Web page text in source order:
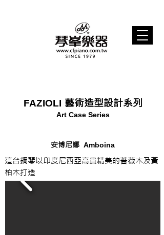
FAZIOLI 藝術造型設計系列
Art Case Series
安博尼娜Amboina
這台鋼琴以印度尼西亞高貴精美的薔薇木及黃
柏木打造